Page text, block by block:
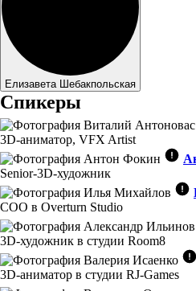
Елизавета Шебакпольская
Спикеры
3D-аниматор, VFX Artist
Senior-3D-художник
COO в Overturn Studio
3D-художник в студии Room8
3D-аниматор в студии RJ-Games